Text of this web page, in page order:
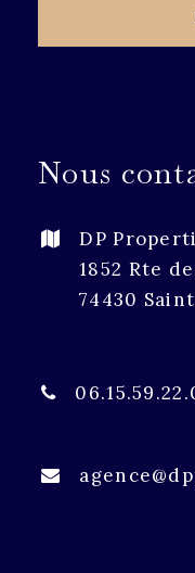
Nous
DP
1852 Rte
74430